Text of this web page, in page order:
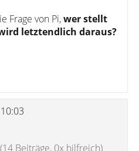
Frage von Pi,wer stellt
letztendlich daraus?
(14 Beiträge, 0x hilfreich)